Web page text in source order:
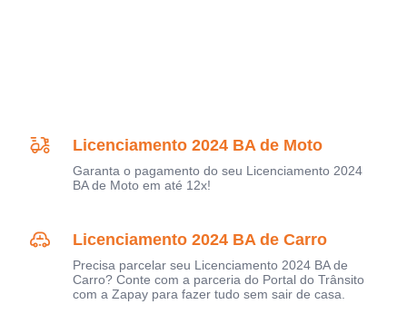
Licenciamento 2024 BA de Moto
Garanta o pagamento do seu Licenciamento 2024
BA de Moto em até 12x!
Licenciamento 2024 BA de Carro
Precisa parcelar seu Licenciamento 2024 BA de
Carro? Conte com a parceria do Portal do Trânsito
com a Zapay para fazer tudo sem sair de casa.